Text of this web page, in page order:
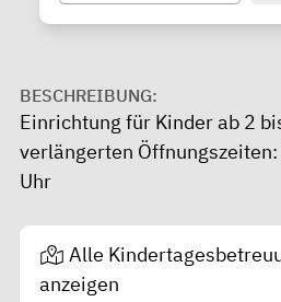
BESCHREIBUNG:
Einrichtung für Kinder ab 2
verlängerten
Uhr
Alle
anzeigen